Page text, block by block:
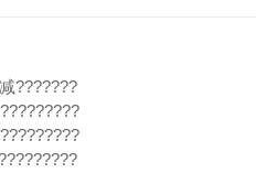
???????